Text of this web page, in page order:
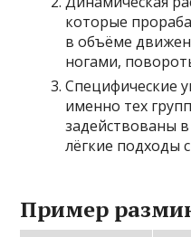
которые
в объёме
ногами,
Специфические
именно тех
задействованы
лёгкие подходы
Пример